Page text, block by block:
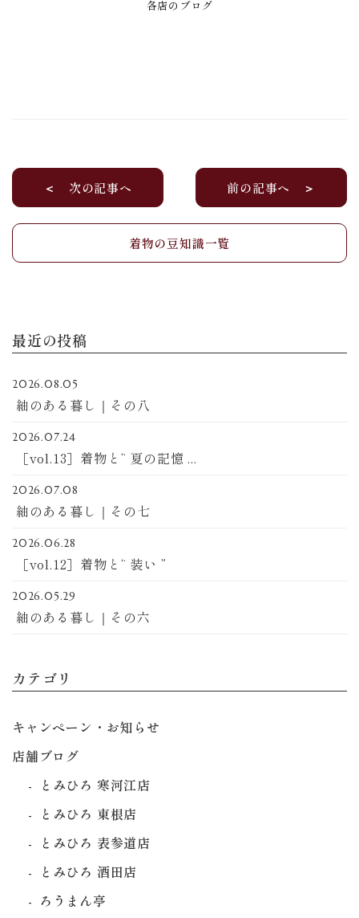
各店のブログ
＜ 次の記事へ
着物の豆知識一覧
前の記事へ ＞
最近の投稿
2026.08.05
紬のある暮し｜その八
2026.07.24
［vol.13］着物と“ 夏の記憶 ...
2026.07.08
紬のある暮し｜その七
2026.06.28
［vol.12］着物と“ 装い ”
2026.05.29
紬のある暮し｜その六
カテゴリ
キャンペーン・お知らせ
店舗ブログ
とみひろ 寒河江店
とみひろ 東根店
とみひろ 表参道店
とみひろ 酒田店
ろうまん亭